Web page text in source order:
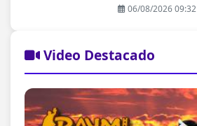
06/08/2026 09:32
Video Destacado